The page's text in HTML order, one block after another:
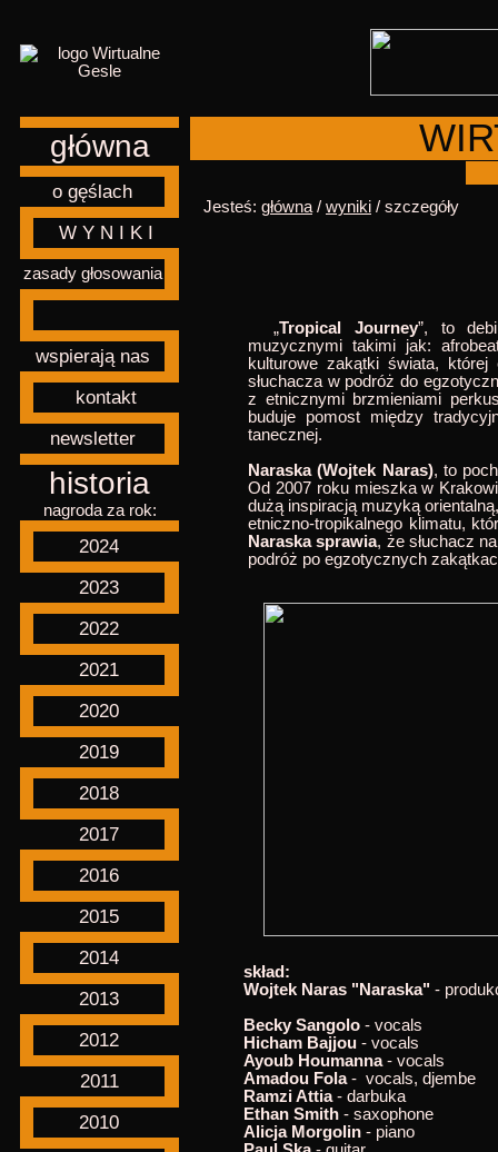
główna
o gęślach
W Y N I K I
zasady głosowania
wspierają nas
kontakt
newsletter
historia
nagroda za rok:
2024
2023
2022
2021
2020
2019
2018
2017
2016
2015
2014
2013
2012
2011
2010
Jesteś: główna / wyniki / szczegóły
„Tropical Journey”, to
muzycznymi takimi jak:
kulturowe zakątki świata,
słuchacza w podróż do
z etnicznymi brzmieniami
buduje pomost między
tanecznej.
Naraska (Wojtek Naras), to
Od 2007 roku mieszka w
dużą inspiracją muzyką
etniczno-tropikalnego klimatu,
Naraska sprawia, że słuchacz
podróż po egzotycznych
skład:
Wojtek Naras "Naraska" -
Becky Sangolo- vocals
Hicham Bajjou- vocals
Ayoub Houmanna- vocals
Amadou Fola- vocals, djembe
Ramzi Attia- darbuka
Ethan Smith- saxophone
Alicja Morgolin- piano